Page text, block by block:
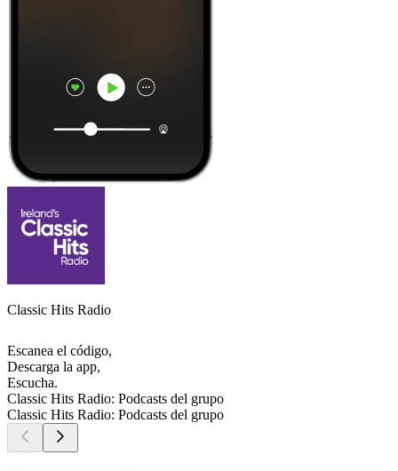
Classic Hits Radio
Escanea el código,
Descarga la app,
Escucha.
Classic Hits Radio: Podcasts del grupo
Classic Hits Radio: Podcasts del grupo